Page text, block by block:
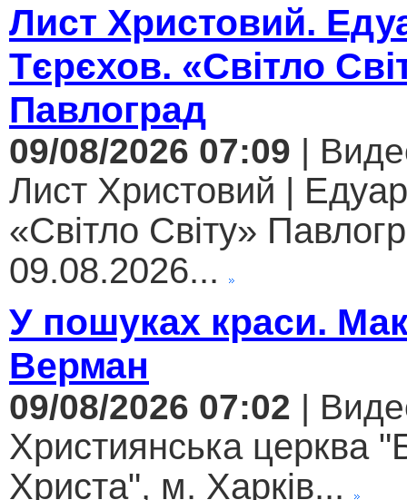
Лист Христовий.
Тєрєхов. «Світло
Павлоград
09/08/2026 07:09 |
Лист Христовий |
«Світло Світу»
09.08.2026...
У пошуках краси.
Верман
09/08/2026 07:02 |
Християнська церква
Христа", м. Харків...